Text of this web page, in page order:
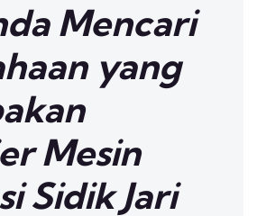
Mencari
yang
Mesin
Sidik Jari